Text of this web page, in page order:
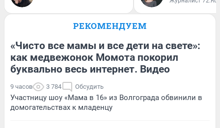
РЕКОМЕНДУЕМ
«Чисто все мамы и все дети на свете»:
как медвежонок Момота покорил
буквально весь интернет. Видео
9 часов 3 784 Обсудить
Участницу шоу «Мама в 16» из Волгограда обвинили в
домогательствах к младенцу